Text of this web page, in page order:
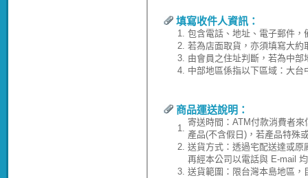
填寫收件人資訊：
1. 包含電話、地址、電子郵件
2. 若為店面取貨，亦須填寫大
3. 由會員之住址判斷，若為中部
4. 中部地區係指以下區域：大台
商品運送說明：
1.
寄送時間：ATM付款消費者
產品(不含假日)，若產品特殊
2. 送貨方式：透過宅配送達或
再經本公司以電話與 E-mail
3. 送貨範圍：限台灣本島地區